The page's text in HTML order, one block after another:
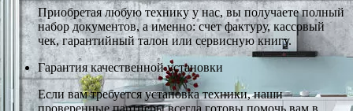
Приобретая любую технику у нас, вы получаете полный
набор документов, а именно: счет фактуру, кассовый
чек, гарантийный талон или сервисную книгу.
Гарантия качественной установки
Если вам требуется установка техники, наши
проверенные партнеры всегда готовы помочь вам в